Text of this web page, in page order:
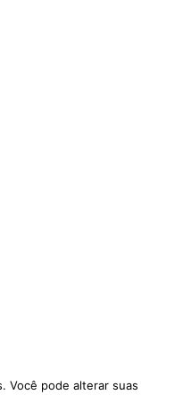
Você pode alterar suas